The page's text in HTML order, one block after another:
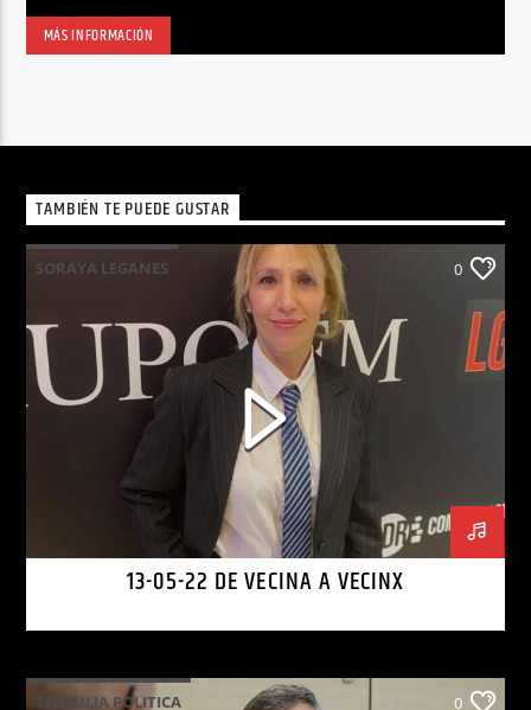
MÁS INFORMACIÓN
TAMBIÉN TE PUEDE GUSTAR
SORAYA LEGANES 0
13-05-22 DE VECINA A VECINX
TERTULIA POLITICA 0